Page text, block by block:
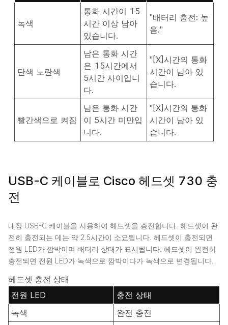
녹색
통화 시간이 15
시간 이상 남아
있습니다.
"배터리 충전: 높
음."
단색 노란색
남은 통화 시간
은 15시간에서
5시간 사이입니
다.
"[X]시간의 통화
시간이 남아 있
습니다.
빨간색으로 켜짐
남은 통화 시간
이 5시간 미만입
니다.
"[X]시간의 통화
시간이 남아 있
습니다.
USB-C 케이블로 Cisco 헤드셋 730 충
전
내장 USB-C 케이블을 사용하여 헤드셋을 충전합니다. 헤드셋이 완
전히 충전되는 데는 약 2.5시간이 소요됩니다. 헤드셋이 충전되면
전원 LED가 깜박이며 배터리 상태가 표시됩니다. 헤드셋이 완전히
충전되면 전원 LED가 녹색으로 깜박이다가 녹색으로 변경됩니다.
헤드셋 충전 상태
전원 LED
충전 상태
녹색
완전 충전